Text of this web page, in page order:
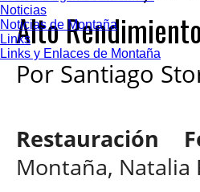
Noticias
Noticias de Montaña
Links
Links y Enlaces de Montaña
Alto
Por Santiago
Restauración
Montaña, Natalia